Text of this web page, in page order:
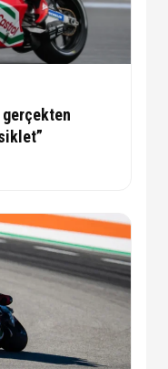
gerçekten